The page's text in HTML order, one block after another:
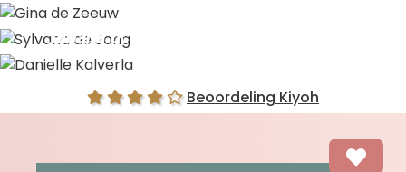
Sylvana de Jong
Beoordeling Kiyoh